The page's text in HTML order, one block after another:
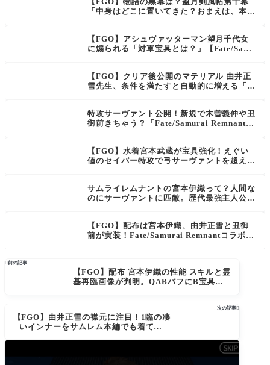
「中身はどこに置いてきた？おまえは、本当
【FGO】アシュヴァッターマン望月千代女
に煽られる「対軍宝具とは？」【Fate/Samu
【FGO】クリア後公開のマテリアル 由井正
雪先生、条件を満たすと自動的に増える「五
特攻サーヴァント公開！新規で木曽義仲や丑
御前きちゃう？「Fate/Samurai Remnant×F
【FGO】水着宮本武蔵が宝具強化！えぐい
値のセイバー特攻で弓サーヴァントを超え
サムライレムナントの宮本伊織って？人間な
のにサーヴァントに匹敵。歴代最強主人公か
【FGO】配布は宮本伊織、由井正雪と丑御
前が実装！Fate/Samurai Remnantコラボ
前の記事
【FGO】配布 宮本伊織の性能 スキルと霊
基再臨画像が判明。QABバフにB宝具か
次の記事
【FGO】由井正雪の襟元に注目！1臨の凄
いインナーをサムレム本編でも着てたの